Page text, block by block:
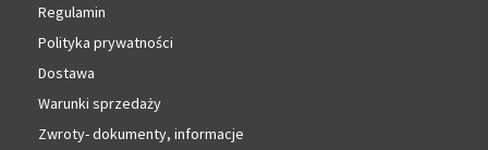
Regulamin
Polityka prywatności
Dostawa
Warunki sprzedaży
Zwroty- dokumenty, informacje